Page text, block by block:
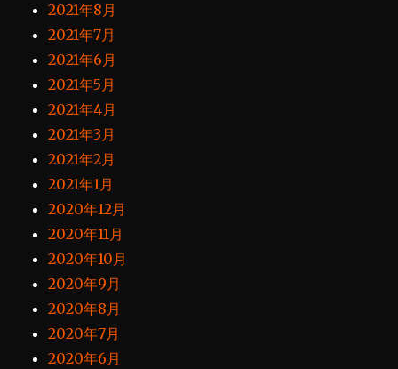
2021年8月
2021年7月
2021年6月
2021年5月
2021年4月
2021年3月
2021年2月
2021年1月
2020年12月
2020年11月
2020年10月
2020年9月
2020年8月
2020年7月
2020年6月